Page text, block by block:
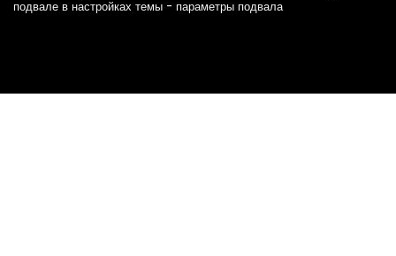
подвале в настройках темы - параметры подвала